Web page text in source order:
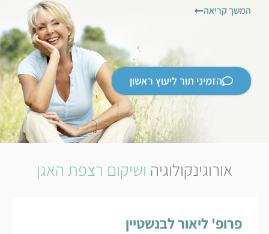
המשך קריאה
הזמיני תור ליעוץ ראשון
אורוגינקולוגיה ושיקום רצפת האגן
פרופ' ליאור לבנשטיין